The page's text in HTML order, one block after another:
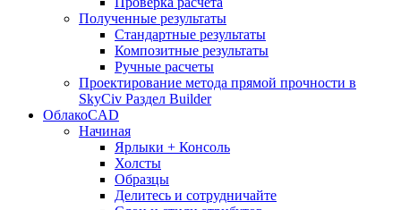
Полученные результаты
Стандартные результаты
Композитные результаты
Ручные расчеты
Проектирование метода прямой прочности в
SkyCiv Раздел Builder
ОблакоCAD
Начиная
Ярлыки + Консоль
Холсты
Образцы
Делитесь и сотрудничайте